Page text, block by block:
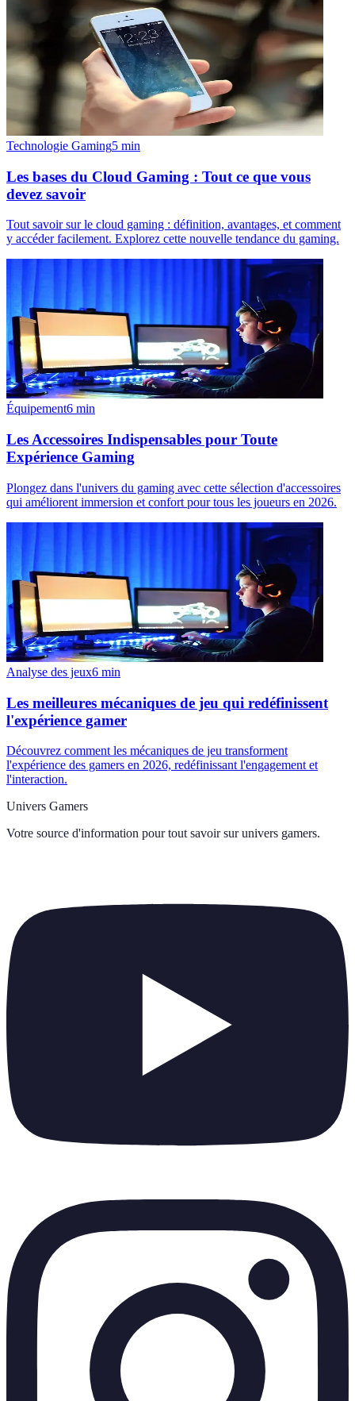
Technologie Gaming5 min
Les bases du Cloud Gaming : Tout ce que vous
devez savoir
Tout savoir sur le cloud gaming : définition, avantages, et comment
y accéder facilement. Explorez cette nouvelle tendance du gaming.
Équipement6 min
Les Accessoires Indispensables pour Toute
Expérience Gaming
Plongez dans l'univers du gaming avec cette sélection d'accessoires
qui améliorent immersion et confort pour tous les joueurs en 2026.
Analyse des jeux6 min
Les meilleures mécaniques de jeu qui redéfinissent
l'expérience gamer
Découvrez comment les mécaniques de jeu transforment
l'expérience des gamers en 2026, redéfinissant l'engagement et
l'interaction.
Univers Gamers
Votre source d'information pour tout savoir sur univers gamers.